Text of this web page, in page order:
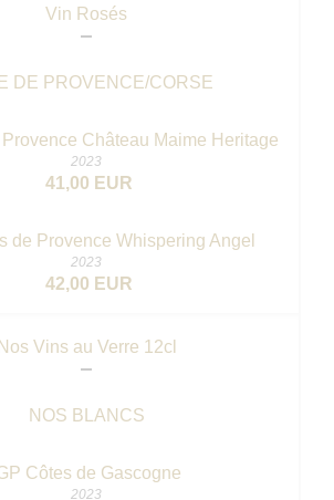
Vin Rosés
DE PROVENCE/CORSE
Château Maime Heritage
2023
41,00 EUR
de Provence Whispering Angel
2023
42,00 EUR
Nos Vins au Verre 12cl
NOS BLANCS
Côtes de Gascogne
2023